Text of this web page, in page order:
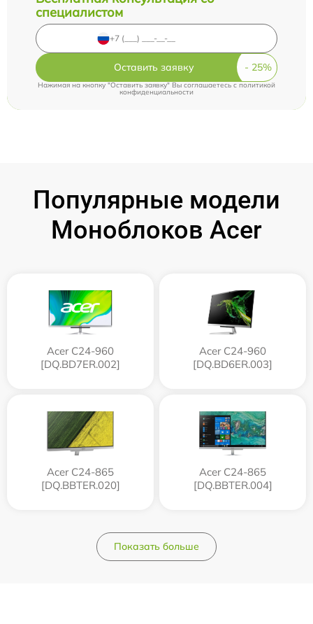
специалистом
Оставить заявку
Нажимая на кнопку "Оставить заявку" Вы соглашаетесь cполитикой
конфиденциальности
Популярные модели
Моноблоков Acer
Acer C24-960
[DQ.BD7ER.002]
Acer C24-960
[DQ.BD6ER.003]
Acer C24-865
[DQ.BBTER.020]
Acer C24-865
[DQ.BBTER.004]
Показать больше